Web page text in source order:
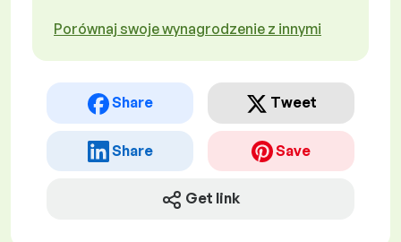
Porównaj swoje wynagrodzenie z innymi
Share Tweet
Share Save
Get link